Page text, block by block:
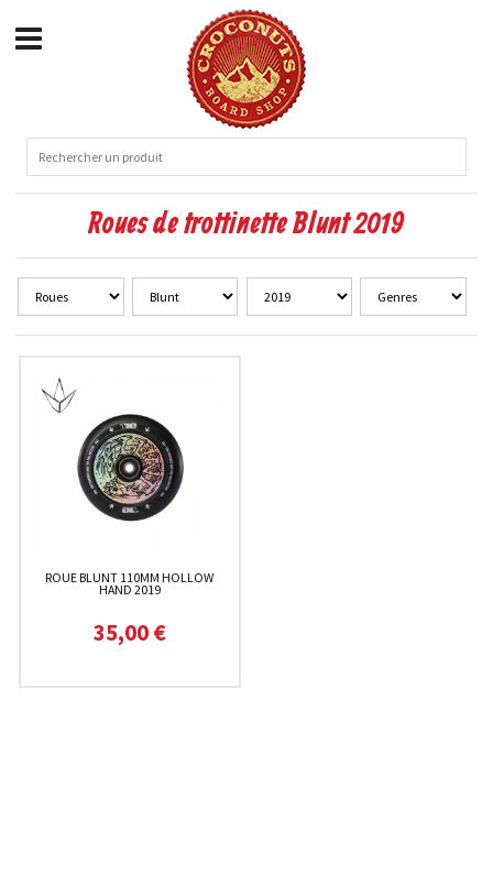
Roues de trottinette Blunt 2019
ROUE BLUNT 110MM HOLLOW
HAND 2019
35,00 €